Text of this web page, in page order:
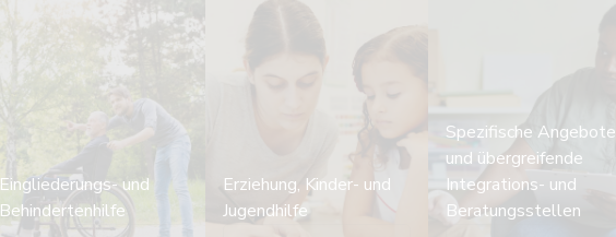
Eingliederungs- und
Behindertenhilfe
Erziehung, Kinder- und
Jugendhilfe
Spezifische Angebote
und übergreifende
Integrations- und
Beratungsstellen